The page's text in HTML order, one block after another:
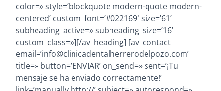
color=» style=’blockquote modern-quote modern-
centered’ custom_font=’#022169′ size=’61’
subheading_active=» subheading_size=’16’
custom_class=»][/av_heading] [av_contact
email=’info@clinicadentalherrerodelpozo.com’
title=» button=’ENVIAR’ on_send=» sent=’¡Tu
mensaje se ha enviado correctamente!’